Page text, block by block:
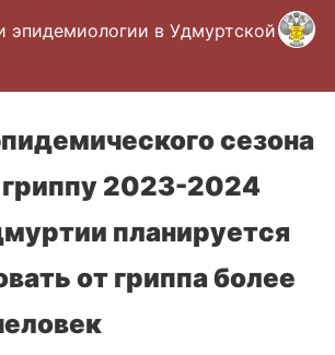
эпидемиологии в Удмуртской
сезона
2023-2024
планируется
от гриппа более